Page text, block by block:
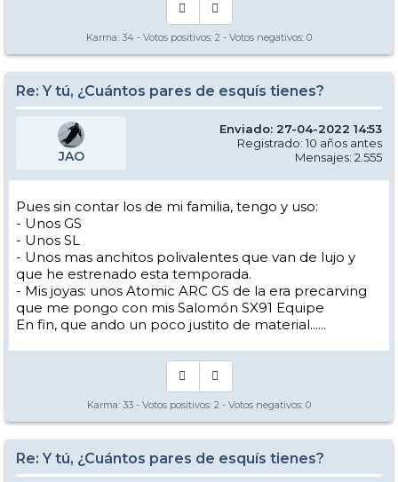
Karma: 34 - Votos positivos: 2 - Votos negativos: 0
Re: Y tú, ¿Cuántos pares de esquís tienes?
JAO
Enviado: 27-04-2022 14:53
Registrado: 10 años antes
Mensajes: 2.555
Pues sin contar los de mi familia, tengo y uso:
- Unos GS
- Unos SL
- Unos mas anchitos polivalentes que van de lujo y
que he estrenado esta temporada.
- Mis joyas: unos Atomic ARC GS de la era precarving
que me pongo con mis Salomón SX91 Equipe
En fin, que ando un poco justito de material......
Karma: 33 - Votos positivos: 2 - Votos negativos: 0
Re: Y tú, ¿Cuántos pares de esquís tienes?